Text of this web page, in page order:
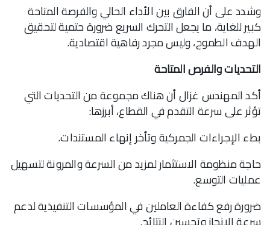
وشدد على أن الفارق بين الأداء الحالي والفرصة المتاحة
كبير للغاية، ما يجعل التحرك السريع ضرورة حتمية لتحقيق
الهدف الطموح، وليس مجرد رفاهية اقتصادية.
التحديات والفرص المتاحة
أكد المهندس غزال أن هناك مجموعة من التحديات التي
تؤثر على سرعة التقدم في القطاع، أبرزها:
بطء الإجراءات الجمركية وتأخر إنهاء المستندات.
حاجة منظومة الاستثمار لمزيد من السرعة والمرونة لتسهيل
عمليات التوسع.
ضرورة رفع كفاءة العاملين في المؤسسات التنفيذية لدعم